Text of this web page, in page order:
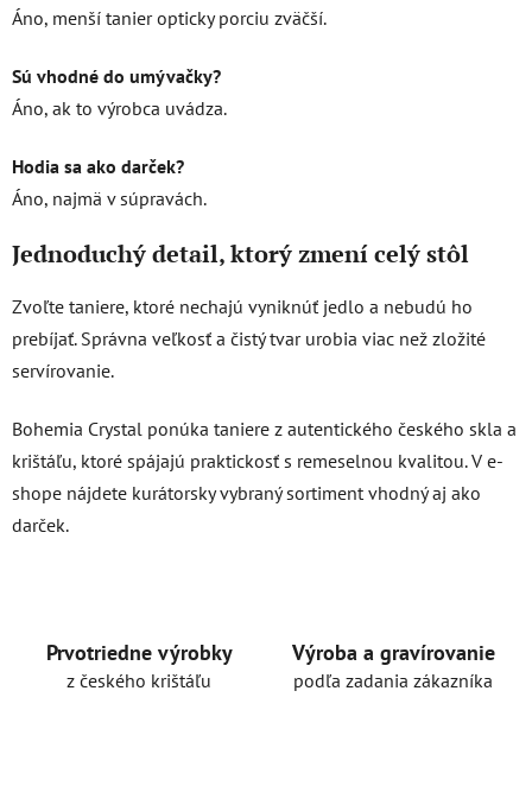
Áno, menší tanier opticky porciu zväčší.
Sú vhodné do umývačky?
Áno, ak to výrobca uvádza.
Hodia sa ako darček?
Áno, najmä v súpravách.
Jednoduchý detail, ktorý zmení celý stôl
Zvoľte taniere, ktoré nechajú vyniknúť jedlo a nebudú ho
prebíjať. Správna veľkosť a čistý tvar urobia viac než zložité
servírovanie.
Bohemia Crystal ponúka taniere z autentického českého skla a
krištáľu, ktoré spájajú praktickosť s remeselnou kvalitou. V e-
shope nájdete kurátorsky vybraný sortiment vhodný aj ako
darček.
Prvotriedne výrobky
z českého krištáľu
Výroba a gravírovanie
podľa zadania zákazníka